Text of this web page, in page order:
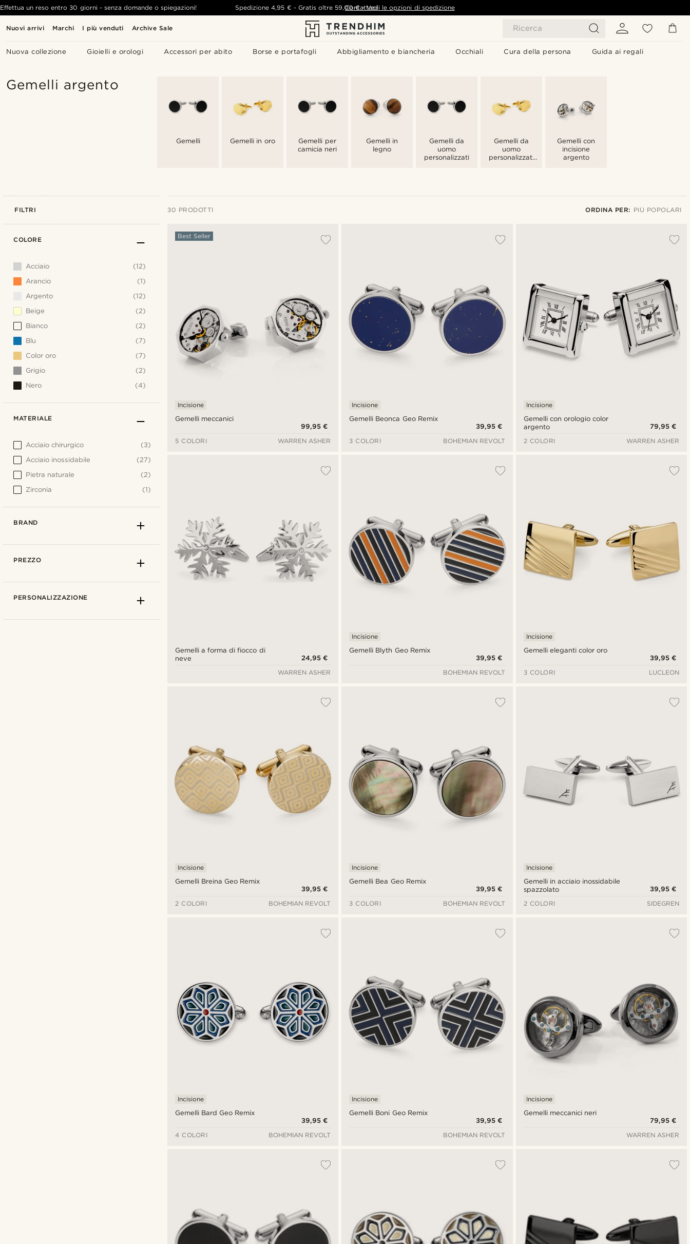
Nuovi arrivi Marchi I più venduti Archive Sale Ricerca
Nuova collezione Gioielli e orologi Accessori per abito Borse e portafogli Abbigliamento e biancheria Occhiali Cura della persona Guida ai regali
Effettua un reso entro 30 giorni - senza domande o spiegazioni! Spedizione 4,95 € - Gratis oltre 59,00 € - Vedi le opzioni di spedizione
Contattaci
Gemelli argento
Gemelli Gemelli in oro
Gemelli per
camicia neri
Gemelli in
legno
Gemelli da
uomo
personalizzati
Gemelli da
uomo
personalizzati
Gemelli con
incisione
argento
FILTRI 30 PRODOTTI ORDINA PER: PIÙ POPOLARI
Gemelli meccanici
Best Seller
Incisione
99,95 €
5 COLORI
WARREN ASHER
Gemelli Beonca Geo Remix
Incisione
39,95 €
3 COLORI
BOHEMIAN REVOLT
Gemelli con orologio color
argento
Incisione
79,95 €
2 COLORI
WARREN ASHER
Gemelli a forma di fiocco di
neve
24,95 €
WARREN ASHER
Gemelli Blyth Geo Remix
Incisione
39,95 €
BOHEMIAN REVOLT
Gemelli eleganti color oro
Incisione
39,95 €
3 COLORI
LUCLEON
Gemelli Breina Geo Remix
Incisione
39,95 €
2 COLORI
BOHEMIAN REVOLT
Gemelli Bea Geo Remix
Incisione
39,95 €
3 COLORI
BOHEMIAN REVOLT
Gemelli in acciaio inossidabile
spazzolato
Incisione
39,95 €
2 COLORI
SIDEGREN
Gemelli Bard Geo Remix
Incisione
39,95 €
4 COLORI
BOHEMIAN REVOLT
Gemelli Boni Geo Remix
Incisione
39,95 €
BOHEMIAN REVOLT
Gemelli meccanici neri
Incisione
79,95 €
WARREN ASHER
COLORE
Acciaio
(12)
Arancio
(1)
Argento
(12)
Beige
(2)
Bianco
(2)
Blu
(7)
Color oro
(7)
Grigio
(2)
Nero
(4)
MATERIALE
Acciaio chirurgico
(3)
Acciaio inossidabile
(27)
Pietra naturale
(2)
Zirconia
(1)
BRAND
PREZZO
PERSONALIZZAZIONE